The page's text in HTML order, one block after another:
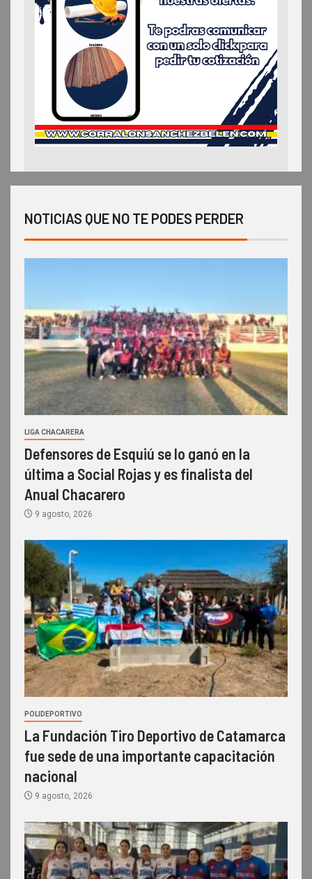
NOTICIAS QUE NO TE PODES PERDER
LIGA CHACARERA
Defensores de Esquiú se lo ganó en la
última a Social Rojas y es finalista del
Anual Chacarero
9 agosto, 2026
POLIDEPORTIVO
La Fundación Tiro Deportivo de Catamarca
fue sede de una importante capacitación
nacional
9 agosto, 2026